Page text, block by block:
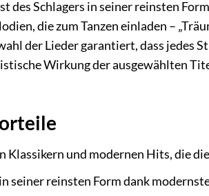
Schlagers in seiner reinsten
die zum Tanzen einladen –
der Lieder garantiert, dass jedes
Wirkung der ausgewählten
und modernen Hits, die
seiner reinsten Form dank